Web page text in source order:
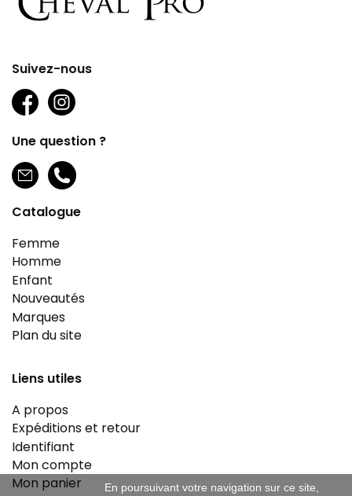
Suivez-nous
Une question ?
Catalogue
Femme
Homme
Enfant
Nouveautés
Marques
Plan du site
Liens utiles
A propos
Expéditions et retour
Identifiant
Mon compte
Mon panier
En poursuivant votre navigation sur ce site,